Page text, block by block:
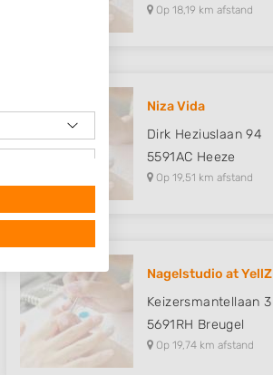
Op 18,19 km afstand
Niza Vida
Dirk Heziuslaan 94
5591AC Heeze
Op 19,51 km afstand
Nagelstudio at YellZ
Keizersmantellaan 3
5691RH Breugel
Op 19,74 km afstand